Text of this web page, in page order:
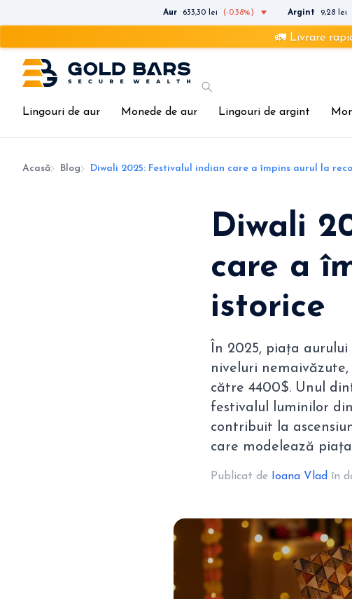
Aur 633,30 lei (-0.38%) Argint 9,28 lei
🚛 Livrare rapidă și
Lingouri de aur Monede de aur Lingouri de argint
Acasă Blog Diwali 2025: Festivalul indian care a împins aurul la
Diwali
care a
istorice
În 2025, piața
niveluri
către 4400$. Unul
festivalul luminilor
contribuit la
care modelează
Publicat de Ioana Vlad în